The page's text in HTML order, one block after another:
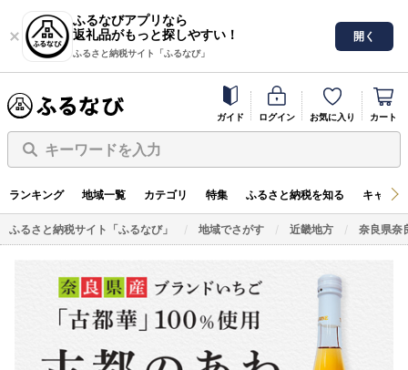
ふるなびアプリなら
返礼品がもっと探しやすい！
ふるさと納税サイト「ふるなび」
開く
ガイド ログイン お気に入り カート
キーワードを入力
ランキング 地域一覧 カテゴリ 特集 ふるさと納税を知る キャン
ふるさと納税サイト「ふるなび」 地域でさがす 近畿地方 奈良県奈